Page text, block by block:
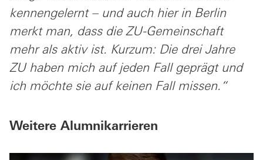
kennengelernt – und auch hier in Berlin
merkt man, dass die ZU-Gemeinschaft
mehr als aktiv ist. Kurzum: Die drei Jahre
ZU haben mich auf jeden Fall geprägt und
ich möchte sie auf keinen Fall missen.“
Weitere Alumnikarrieren